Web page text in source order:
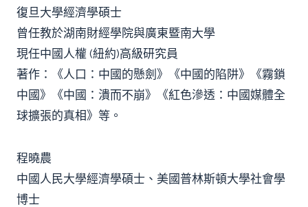
復旦大學經濟學碩士
曾任教於湖南財經學院與廣東暨南大學
現任中國人權 (紐約)高級研究員
著作：《人口：中國的懸劍》《中國的陷阱》《霧鎖
中國》《中國：潰而不崩》《紅色滲透：中國媒體全
球擴張的真相》等。
程曉農
中國人民大學經濟學碩士、美國普林斯頓大學社會學
博士